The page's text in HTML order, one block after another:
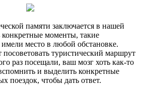
памяти заключается в нашей
моменты, такие
место в любой обстановке.
туристический маршрут
раз посещали, ваш мозг хоть как-то
и выделить конкретные
поездок, чтобы дать ответ.